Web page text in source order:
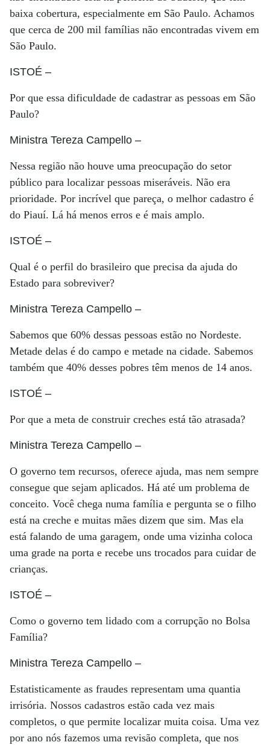
baixa cobertura, especialmente em São Paulo. Achamos
que cerca de 200 mil famílias não encontradas vivem em
São Paulo.
ISTOÉ –
Por que essa dificuldade de cadastrar as pessoas em São
Paulo?
Ministra Tereza Campello –
Nessa região não houve uma preocupação do setor
público para localizar pessoas miseráveis. Não era
prioridade. Por incrível que pareça, o melhor cadastro é
do Piauí. Lá há menos erros e é mais amplo.
ISTOÉ –
Qual é o perfil do brasileiro que precisa da ajuda do
Estado para sobreviver?
Ministra Tereza Campello –
Sabemos que 60% dessas pessoas estão no Nordeste.
Metade delas é do campo e metade na cidade. Sabemos
também que 40% desses pobres têm menos de 14 anos.
ISTOÉ –
Por que a meta de construir creches está tão atrasada?
Ministra Tereza Campello –
O governo tem recursos, oferece ajuda, mas nem sempre
consegue que sejam aplicados. Há até um problema de
conceito. Você chega numa família e pergunta se o filho
está na creche e muitas mães dizem que sim. Mas ela
está falando de uma garagem, onde uma vizinha coloca
uma grade na porta e recebe uns trocados para cuidar de
crianças.
ISTOÉ –
Como o governo tem lidado com a corrupção no Bolsa
Família?
Ministra Tereza Campello –
Estatisticamente as fraudes representam uma quantia
irrisória. Nossos cadastros estão cada vez mais
completos, o que permite localizar muita coisa. Uma vez
por ano nós fazemos uma revisão completa, que nos